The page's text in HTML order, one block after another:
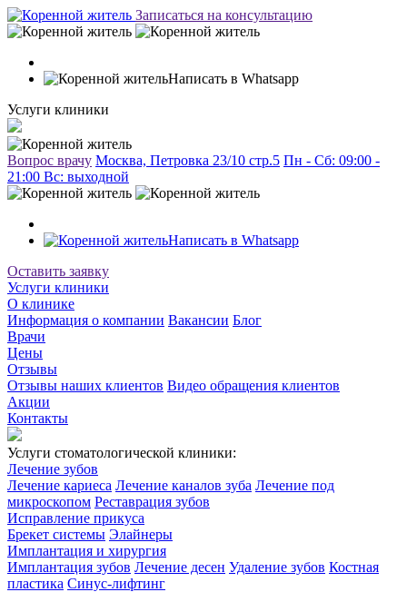
Записаться на консультацию
Написать в Whatsapp
Услуги клиники
Вопрос врачу Москва, Петровка 23/10 стр.5 Пн - Сб: 09:00 -
21:00 Вc: выходной
Написать в Whatsapp
Оставить заявку
Услуги клиники
О клинике
Информация о компании Вакансии Блог
Врачи
Цены
Отзывы
Отзывы наших клиентов Видео обращения клиентов
Акции
Контакты
Услуги стоматологической клиники:
Лечение зубов
Лечение кариеса Лечение каналов зуба Лечение под
микроскопом Реставрация зубов
Исправление прикуса
Брекет системы Элайнеры
Имплантация и хирургия
Имплантация зубов Лечение десен Удаление зубов Костная
пластика Синус-лифтинг